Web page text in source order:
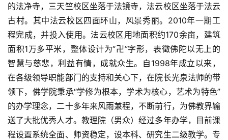
的法净寺，三天竺校区坐落于法镜寺，法云校区坐落于法云
古村。其中法云校区四面环山，风景秀丽。2010年一期工
程完成，并投入使用。法云校区用地面积约170余亩，建筑
面积1万多平米，整体设计为“卍”字形，表徵佛陀以无上的
智慧与慈悲，利益有情，成就众生。自1998年成立以来，
在各级领导职能部门的支持和关心下，在院长光泉法师的带
领下，佛学院秉承“学修为根本，学术为核心，艺术为特色”
的办学理念，二十多年来风雨兼程，不断前行，为佛教界输
送了大批优秀人才。教理院（男众）经过多年办学，目前课
程设置系统全面、师资稳定，设本科、研究生二级教学。专